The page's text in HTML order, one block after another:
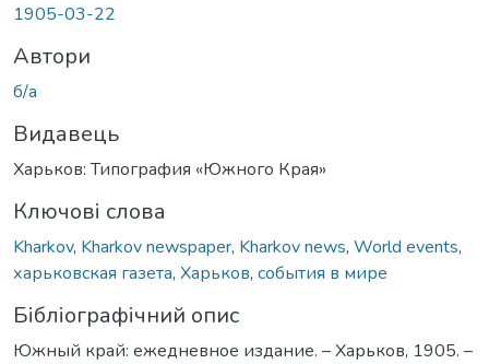
1905-03-22
Автори
б/а
Видавець
Харьков: Типография «Южного Края»
Ключові слова
Kharkov, Kharkov newspaper, Kharkov news, World events,
харьковская газета, Харьков, события в мире
Бібліографічний опис
Южный край: ежедневное издание. – Харьков, 1905. –